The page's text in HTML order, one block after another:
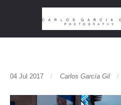
04 Jul 2017 Carlos García Gil